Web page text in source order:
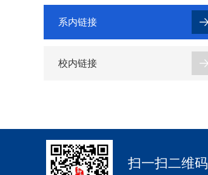
系内链接
校内链接
扫一扫二维码